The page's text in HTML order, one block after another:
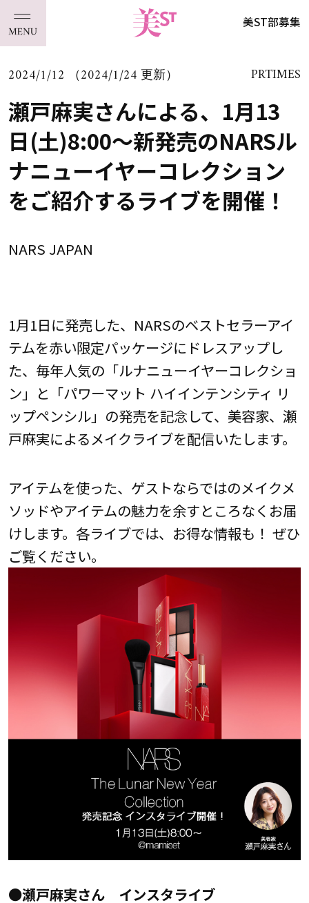
美ST部募集
2024/1/12 （2024/1/24 更新） PRTIMES
瀬戸麻実さんによる、1月13
日(土)8:00～新発売のNARSル
ナニューイヤーコレクション
をご紹介するライブを開催！
NARS JAPAN
1月1日に発売した、NARSのベストセラーアイ
テムを赤い限定パッケージにドレスアップし
た、毎年人気の「ルナニューイヤーコレクショ
ン」と「パワーマット ハイインテンシティ リ
ップペンシル」の発売を記念して、美容家、瀬
戸麻実によるメイクライブを配信いたします。
アイテムを使った、ゲストならではのメイクメ
ソッドやアイテムの魅力を余すところなくお届
けします。各ライブでは、お得な情報も！ ぜひ
ご覧ください。
●瀬戸麻実さん インスタライブ